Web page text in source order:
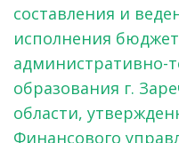
составления и
исполнения
административно-
образования г.
области,
Финансового